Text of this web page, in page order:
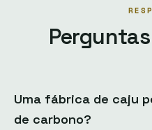
Uma fábrica de caju
de carbono?